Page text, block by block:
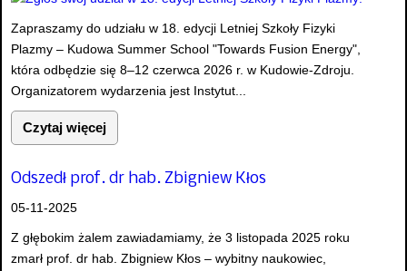
Zapraszamy do udziału w 18. edycji Letniej Szkoły Fizyki
Plazmy – Kudowa Summer School "Towards Fusion Energy",
która odbędzie się 8–12 czerwca 2026 r. w Kudowie-Zdroju.
Organizatorem wydarzenia jest Instytut...
Czytaj więcej
Odszedł prof. dr hab. Zbigniew Kłos
05-11-2025
Z głębokim żalem zawiadamiamy, że 3 listopada 2025 roku
zmarł prof. dr hab. Zbigniew Kłos – wybitny naukowiec,